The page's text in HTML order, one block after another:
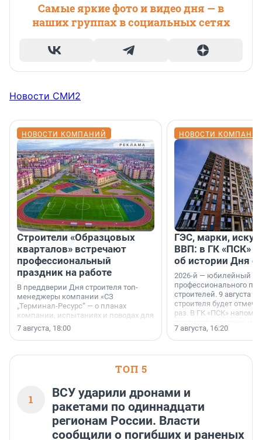
Самые яркие фото и видео дня — в
наших группах в социальных сетях
Новости СМИ2
НОВОСТИ КОМПАНИЙ
Строители «Образцовых
кварталов» встречают
профессиональный
праздник на работе
В преддверии Дня строителя топ-
менеджеры компании «СЗ
„Терминал-Ресурс“ — о планах
компании, испытаниях и поводах для
осторожного оптимизма.
7 августа, 18:00
НОВОСТИ
ГЭС, марки,
ВВП: в ГК «ПСК»
об истории Дня
2026-й — юбилейный
профессионального
строителей. 9 августа
строителя будет
раз. В ГК «ПСК»
поменялась роль
7 августа, 16:20
ТОП 5
1
ВСУ ударили дронами и
ракетами по одиннадцати
регионам России. Власти
сообщили о погибших и раненых